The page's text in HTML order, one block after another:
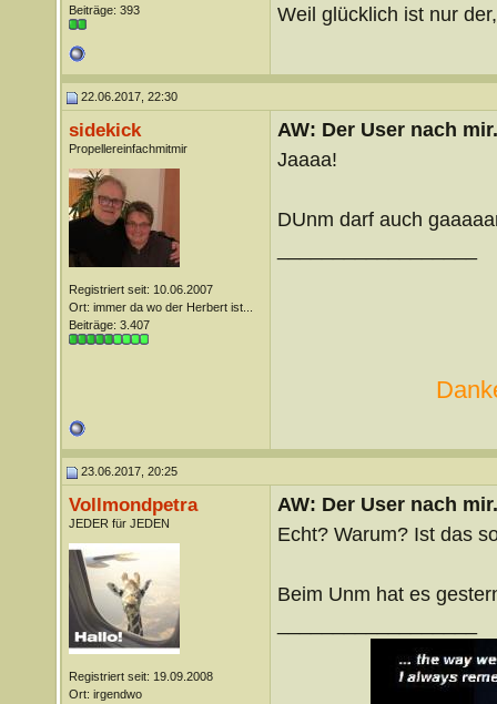
Beiträge: 393
Weil glücklich ist nur
22.06.2017, 22:30
sidekick
Propellereinfachmitmir
Registriert seit: 10.06.2007
Ort: immer da wo der Herbert ist...
Beiträge: 3.407
AW: Der User nach
Jaaaa!
DUnm darf auch
23.06.2017, 20:25
Vollmondpetra
JEDER für JEDEN
Registriert seit: 19.09.2008
Ort: irgendwo
AW: Der User nach
Echt? Warum? Ist das
Beim Unm hat es